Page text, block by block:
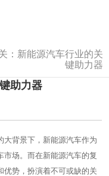
：新能源汽车行业的关
键助力器
助力器
大背景下，新能源汽车作为
场。而在新能源汽车的复
优势，扮演着不可或缺的关